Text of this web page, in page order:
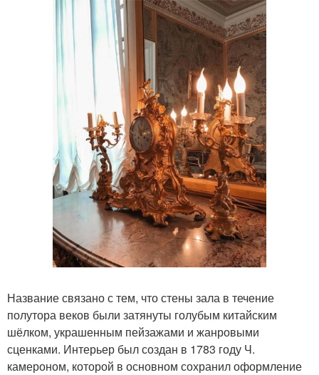
Название связано с тем, что стены зала в течение
полутора веков были затянуты голубым китайским
шёлком, украшенным пейзажами и жанровыми
сценками. Интерьер был создан в 1783 году Ч.
камероном, которой в основном сохранил оформление